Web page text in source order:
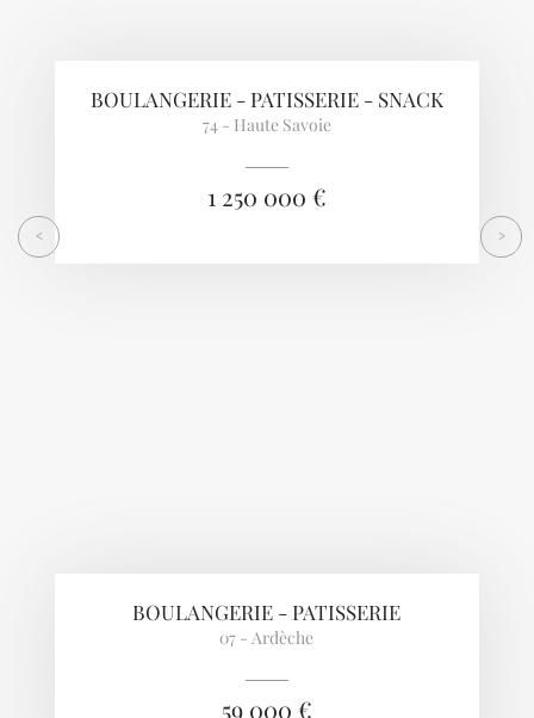
BOULANGERIE - PATISSERIE - SNACK
74 - Haute Savoie
1 250 000 €
BOULANGERIE - PATISSERIE
07 - Ardèche
59 000 €
< >